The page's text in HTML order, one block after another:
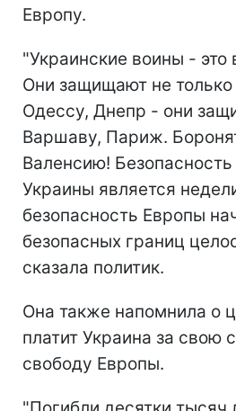
Европу.
"Украинские воины -
Они защищают не только
Одессу, Днепр - они
Варшаву, Париж.
Валенсию!
Украины является
безопасность Европы
безопасных границ
сказала политик.
Она также напомнила о
платит Украина за свою
свободу Европы.